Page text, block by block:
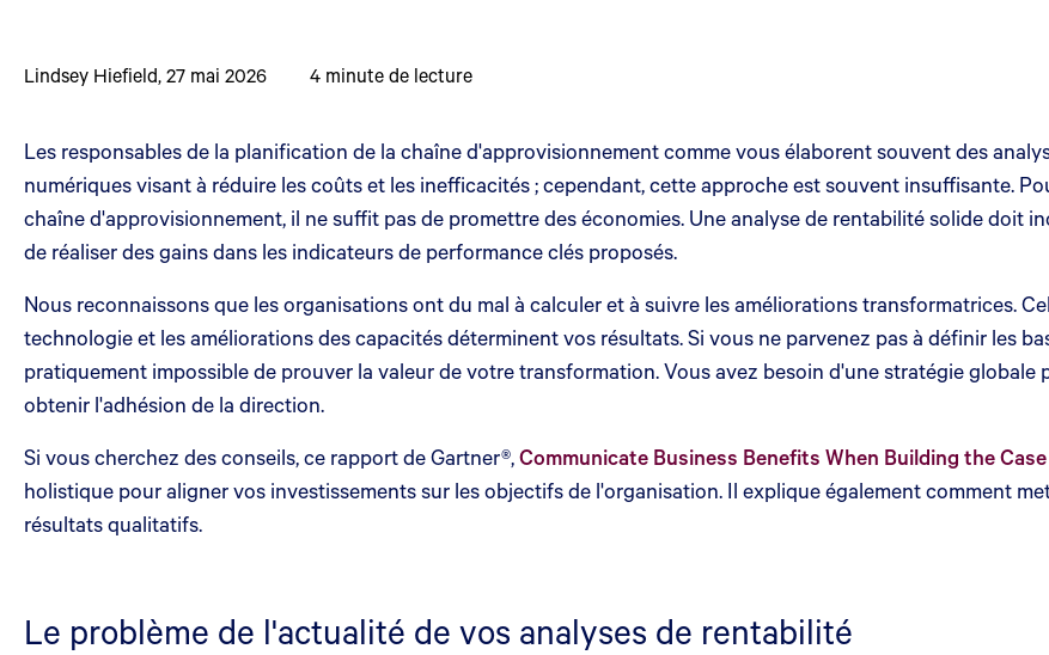
Lindsey Hiefield,27 mai 2026 4 minute de lecture
Les responsables de la planification de la chaîne d'approvisionnement comme vous élaborent souvent des
numériques visant à réduire les coûts et les inefficacités ; cependant, cette approche est souvent insuffisante.
chaîne d'approvisionnement, il ne suffit pas de promettre des économies. Une analyse de rentabilité solide doit
de réaliser des gains dans les indicateurs de performance clés proposés.
Nous reconnaissons que les organisations ont du mal à calculer et à suivre les améliorations transformatrices.
technologie et les améliorations des capacités déterminent vos résultats. Si vous ne parvenez pas à définir les
pratiquement impossible de prouver la valeur de votre transformation. Vous avez besoin d'une stratégie
obtenir l'adhésion de la direction.
Si vous cherchez des conseils, ce rapport de Gartner®,Communicate Business Benefits When Building the
holistique pour aligner vos investissements sur les objectifs de l'organisation. Il explique également comment
résultats qualitatifs.
Le problème de l'actualité de vos analyses de rentabilité